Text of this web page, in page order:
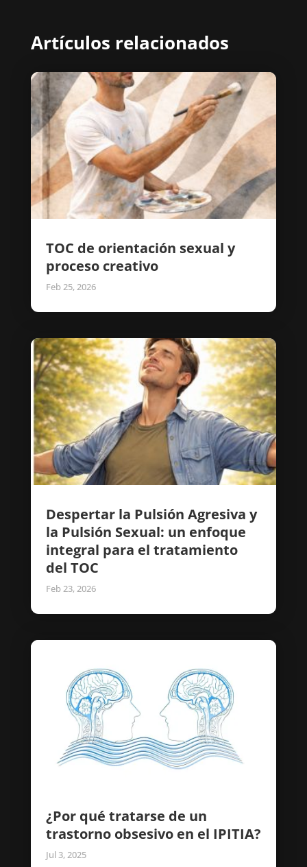
Artículos relacionados
TOC de orientación sexual y
proceso creativo
Feb 25, 2026
Despertar la Pulsión Agresiva y
la Pulsión Sexual: un enfoque
integral para el tratamiento
del TOC
Feb 23, 2026
¿Por qué tratarse de un
trastorno obsesivo en el IPITIA?
Jul 3, 2025